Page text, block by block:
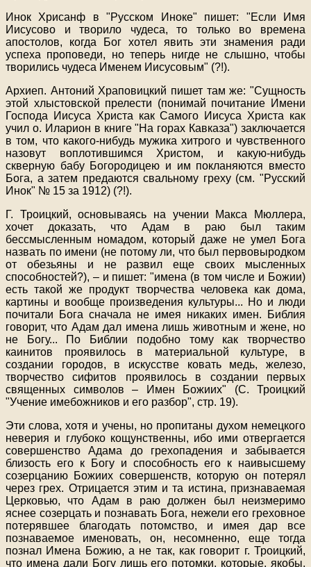
Инок Хрисанф в "Русском Иноке" пишет: "Если Имя
Иисусово и творило чудеса, то только во времена
апостолов, когда Бог хотел явить эти знамения ради
успеха проповеди, но теперь нигде не слышно, чтобы
творились чудеса Именем Иисусовым" (?!).
Архиеп. Антоний Храповицкий пишет там же: "Сущность
этой хлыстовской прелести (понимай почитание Имени
Господа Иисуса Христа как Самого Иисуса Христа как
учил о. Иларион в книге "На горах Кавказа") заключается
в том, что какого-нибудь мужика хитрого и чувственного
назовут воплотившимся Христом, и какую-нибудь
скверную бабу Богородицею и им покланяются вместо
Бога, а затем предаются свальному греху (см. "Русский
Инок" № 15 за 1912) (?!).
Г. Троицкий, основываясь на учении Макса Мюллера,
хочет доказать, что Адам в раю был таким
бессмысленным номадом, который даже не умел Бога
назвать по имени (не потому ли, что был первовыродком
от обезьяны и не развил еще своих мысленных
способностей?), – и пишет: "имена (в том числе и Божии)
есть такой же продукт творчества человека как дома,
картины и вообще произведения культуры... Но и люди
почитали Бога сначала не имея никаких имен. Библия
говорит, что Адам дал имена лишь животным и жене, но
не Богу... По Библии подобно тому как творчество
каинитов проявилось в материальной культуре, в
создании городов, в искусстве ковать медь, железо,
творчество сифитов проявилось в создании первых
священных символов – Имен Божиих" (С. Троицкий
"Учение имебожников и его разбор", стр. 19).
Эти слова, хотя и учены, но пропитаны духом немецкого
неверия и глубоко кощунственны, ибо ими отвергается
совершенство Адама до грехопадения и забывается
близость его к Богу и способность его к наивысшему
созерцанию Божиих совершенств, которую он потерял
через грех. Отрицается этим и та истина, признаваемая
Церковью, что Адам в раю должен был неизмеримо
яснее созерцать и познавать Бога, нежели его греховное
потерявшее благодать потомство, и имея дар все
познаваемое именовать, он, несомненно, еще тогда
познал Имена Божию, а не так, как говорит г. Троицкий,
что имена дали Богу лишь его потомки, которые, якобы,